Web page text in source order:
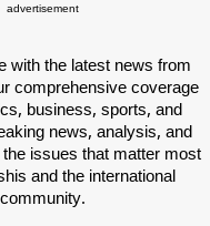
advertisement
with the latest news from
comprehensive coverage
business, sports, and
news, analysis, and
issues that matter most
and the international
community.